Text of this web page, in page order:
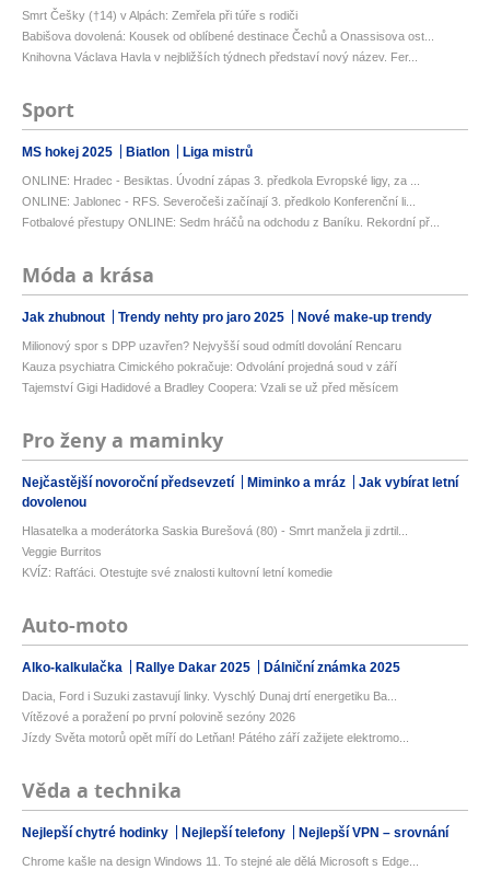
Smrt Češky (†14) v Alpách: Zemřela při túře s rodiči
Babišova dovolená: Kousek od oblíbené destinace Čechů a Onassisova ost...
Knihovna Václava Havla v nejbližších týdnech představí nový název. Fer...
Sport
MS hokej 2025 Biatlon Liga mistrů
ONLINE: Hradec - Besiktas. Úvodní zápas 3. předkola Evropské ligy, za ...
ONLINE: Jablonec - RFS. Severočeši začínají 3. předkolo Konferenční li...
Fotbalové přestupy ONLINE: Sedm hráčů na odchodu z Baníku. Rekordní př...
Móda a krása
Jak zhubnout Trendy nehty pro jaro 2025 Nové make-up trendy
Milionový spor s DPP uzavřen? Nejvyšší soud odmítl dovolání Rencaru
Kauza psychiatra Cimického pokračuje: Odvolání projedná soud v září
Tajemství Gigi Hadidové a Bradley Coopera: Vzali se už před měsícem
Pro ženy a maminky
Nejčastější novoroční předsevzetí Miminko a mráz
Jak vybírat letní
dovolenou
Hlasatelka a moderátorka Saskia Burešová (80) - Smrt manžela ji zdrtil...
Veggie Burritos
KVÍZ: Rafťáci. Otestujte své znalosti kultovní letní komedie
Auto-moto
Alko-kalkulačka Rallye Dakar 2025 Dálniční známka 2025
Dacia, Ford i Suzuki zastavují linky. Vyschlý Dunaj drtí energetiku Ba...
Vítězové a poražení po první polovině sezóny 2026
Jízdy Světa motorů opět míří do Letňan! Pátého září zažijete elektromo...
Věda a technika
Nejlepší chytré hodinky Nejlepší telefony Nejlepší VPN – srovnání
Chrome kašle na design Windows 11. To stejné ale dělá Microsoft s Edge...